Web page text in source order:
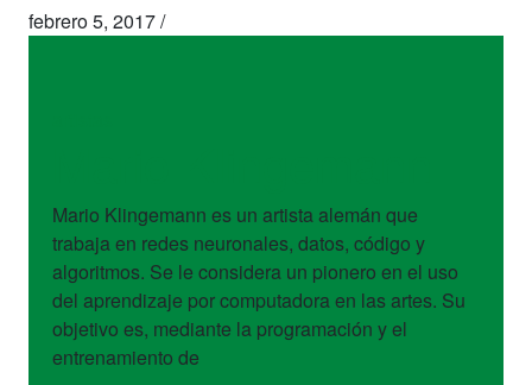
febrero 5, 2017/
Mario Klingemann es un artista alemán que
trabaja en redes neuronales, datos, código y
algoritmos. Se le considera un pionero en el uso
del aprendizaje por computadora en las artes. Su
objetivo es, mediante la programación y el
entrenamiento de